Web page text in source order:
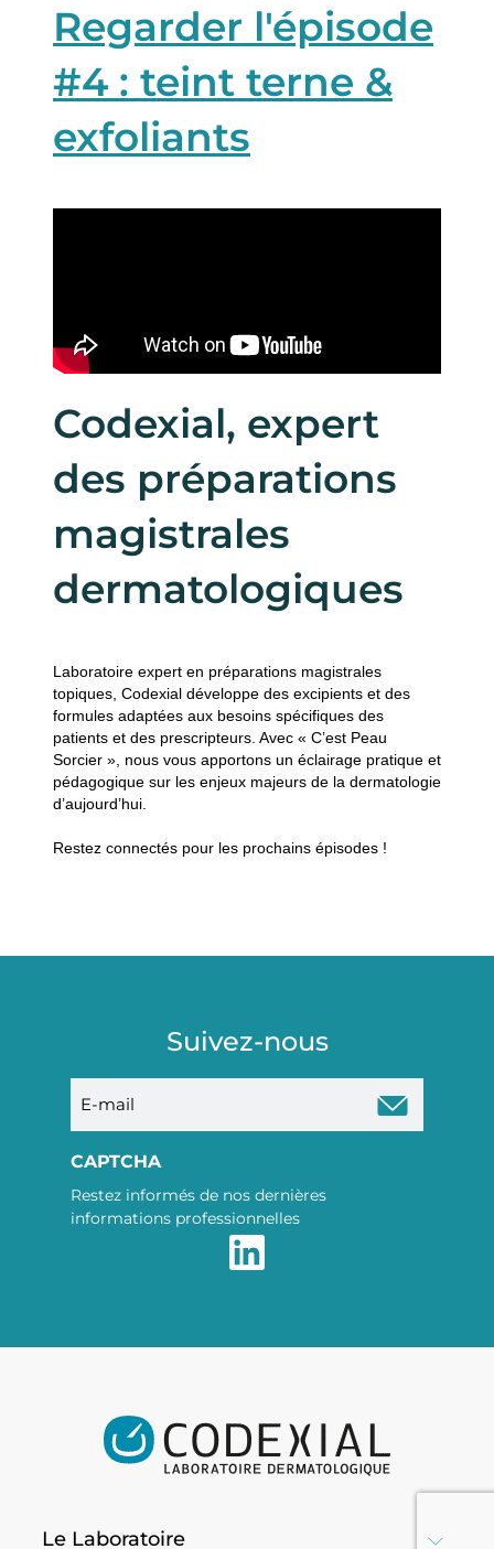
Regarder l'épisode
#4 : teint terne &
exfoliants
Codexial, expert
des préparations
magistrales
dermatologiques
Laboratoire expert en préparations magistrales
topiques, Codexial développe des excipients et des
formules adaptées aux besoins spécifiques des
patients et des prescripteurs. Avec « C’est Peau
Sorcier », nous vous apportons un éclairage pratique et
pédagogique sur les enjeux majeurs de la dermatologie
d’aujourd’hui.
Restez connectés pour les prochains épisodes !
Suivez-nous
mail
CAPTCHA
Restez informés de nos dernières
informations professionnelles
Le Laboratoire